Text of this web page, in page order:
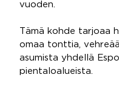
vuoden.
Tämä kohde tarjoaa
omaa tonttia,
asumista yhdellä
pientaloalueista.